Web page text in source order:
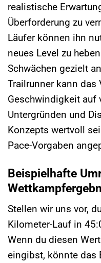
realistische
Überforderung zu
Läufer können ihn
neues Level zu
Schwächen gezielt
Trailrunner kann das
Geschwindigkeit auf
Untergründen und
Konzepts wertvoll
Pace-Vorgaben
Beispielhafte
Stellen wir uns vor,
Kilometer-Lauf in
Wenn du diesen
eingibst, könnte das